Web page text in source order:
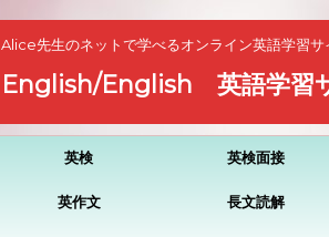
Alice先生のネットで学べるオンライン英語学習サ
English/English 英語学習
英検 英検面接
英作文 長文読解